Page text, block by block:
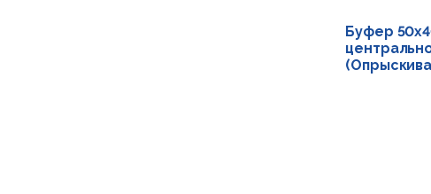
Буфер